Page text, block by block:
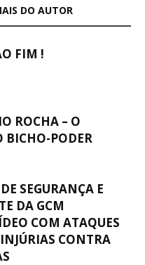
DO AUTOR
FIM !
ROCHA – O
BICHO-PODER
SEGURANÇA E
DA GCM
COM ATAQUES
CONTRA